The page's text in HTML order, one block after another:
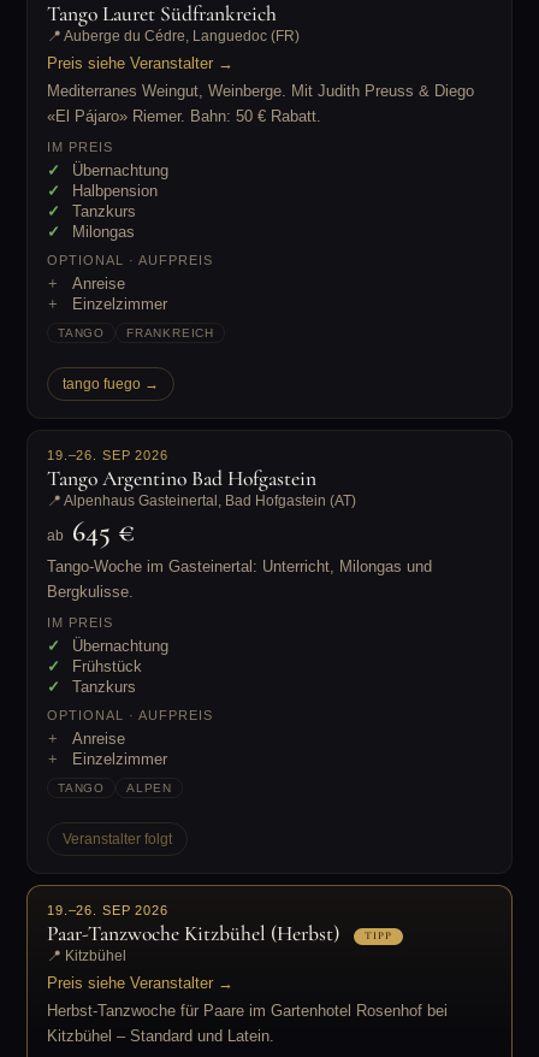
Tango Lauret Südfrankreich
📍 Auberge du Cédre, Languedoc (FR)
Preis siehe Veranstalter →
Mediterranes Weingut, Weinberge. Mit Judith Preuss & Diego
«El Pájaro» Riemer. Bahn: 50 € Rabatt.
IM PREIS
Übernachtung
Halbpension
Tanzkurs
Milongas
OPTIONAL · AUFPREIS
Anreise
Einzelzimmer
TANGO FRANKREICH
tango fuego →
19.–26. SEP 2026
Tango Argentino Bad Hofgastein
📍 Alpenhaus Gasteinertal, Bad Hofgastein (AT)
ab 645 €
Tango-Woche im Gasteinertal: Unterricht, Milongas und
Bergkulisse.
IM PREIS
Übernachtung
Frühstück
Tanzkurs
OPTIONAL · AUFPREIS
Anreise
Einzelzimmer
TANGO ALPEN
Veranstalter folgt
19.–26. SEP 2026
Paar-Tanzwoche Kitzbühel (Herbst) TIPP
📍 Kitzbühel
Preis siehe Veranstalter →
Herbst-Tanzwoche für Paare im Gartenhotel Rosenhof bei
Kitzbühel – Standard und Latein.